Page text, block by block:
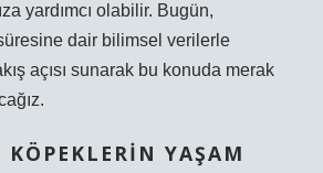
yardımcı olabilir. Bugün,
dair bilimsel verilerle
açısı sunarak bu konuda merak
YAŞAM